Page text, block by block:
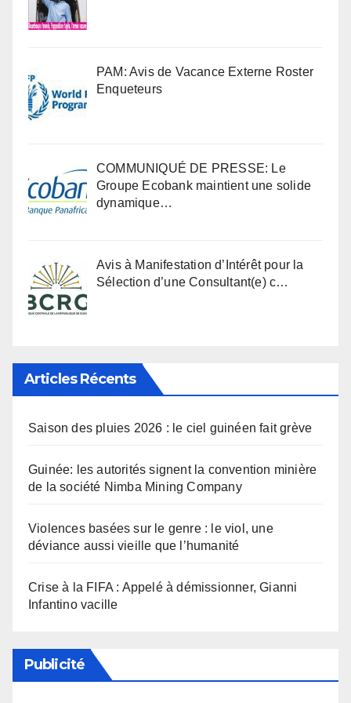
PAM: Avis de Vacance Externe Roster
Enqueteurs
COMMUNIQUÉ DE PRESSE: Le
Groupe Ecobank maintient une solide
dynamique…
Avis à Manifestation d’Intérêt pour la
Sélection d’une Consultant(e) c…
Articles Récents
Saison des pluies 2026 : le ciel guinéen fait grève
Guinée: les autorités signent la convention minière
de la société Nimba Mining Company
Violences basées sur le genre : le viol, une
déviance aussi vieille que l’humanité
Crise à la FIFA : Appelé à démissionner, Gianni
Infantino vacille
Publicité